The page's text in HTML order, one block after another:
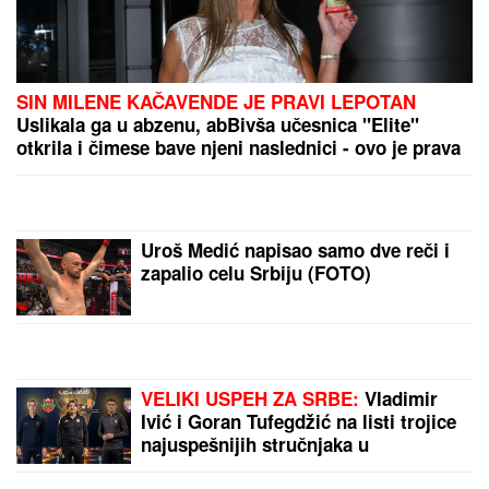
MINA NAUMOVIĆ PROGOVORILA O PREVARI!Žena